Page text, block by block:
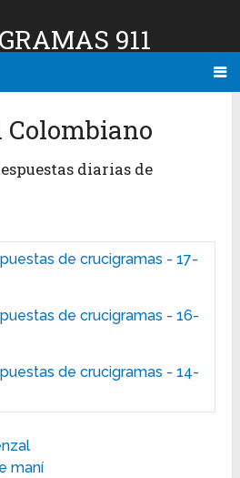
911
Colombiano
diarias de
de crucigramas - 17-
de crucigramas - 16-
de crucigramas - 14-
maní